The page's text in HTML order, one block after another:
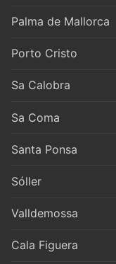
Palma de Mallorca
Porto Cristo
Sa Calobra
Sa Coma
Santa Ponsa
Sóller
Valldemossa
Cala Figuera